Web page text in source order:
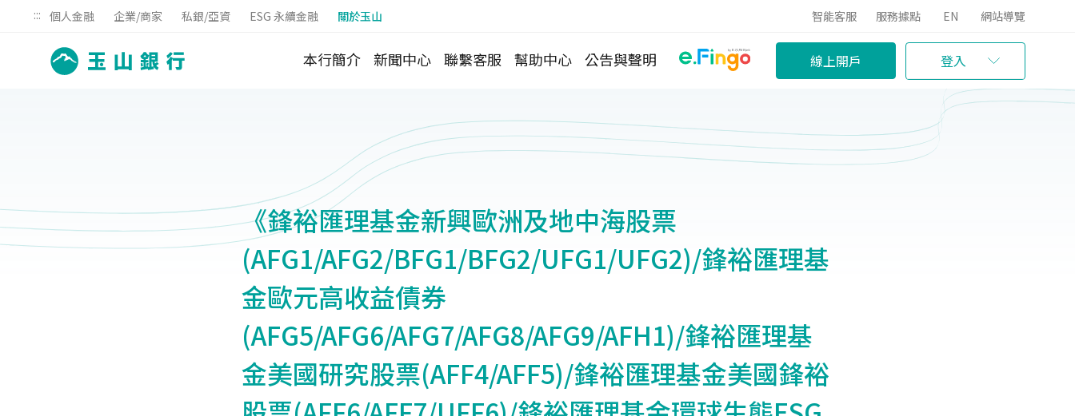
::: 個人金融 企業/商家 私銀/亞資 ESG 永續金融 關於玉山 智能客服 服務據點 EN 網站導覽
本行簡介 新聞中心 聯繫客服 幫助中心 公告與聲明 線上開戶 登入
《鋒裕匯理基金新興歐洲及地中海股票
(AFG1/AFG2/BFG1/BFG2/UFG1/UFG2)/鋒裕匯理基
金歐元高收益債券
(AFG5/AFG6/AFG7/AFG8/AFG9/AFH1)/鋒裕匯理基
金美國研究股票(AFF4/AFF5)/鋒裕匯理基金美國鋒裕